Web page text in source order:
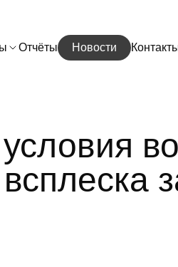
Отчёты Новости